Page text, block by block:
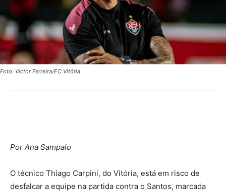
Foto: Victor Ferreira/EC Vitória
Por Ana Sampaio
O técnico Thiago Carpini, do Vitória, está em risco de
desfalcar a equipe na partida contra o Santos, marcada